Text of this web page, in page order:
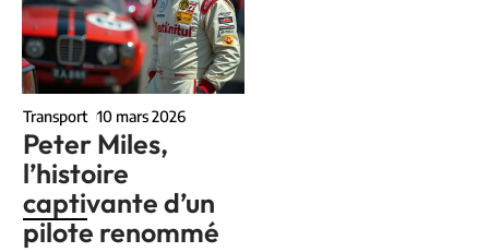
Transport 10 mars 2026
Peter Miles,
l’histoire
captivante d’un
pilote renommé